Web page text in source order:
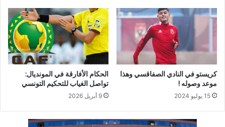
كريستو في النادي الصفاقسي وهذا
موعد وصوله !
15 يوليو 2024
الحكام الأفارقة في المونديال:
تواصل الغياب للتحكيم التونسي
9 أبريل 2026